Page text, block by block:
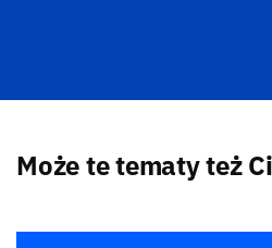
Może te tematy też